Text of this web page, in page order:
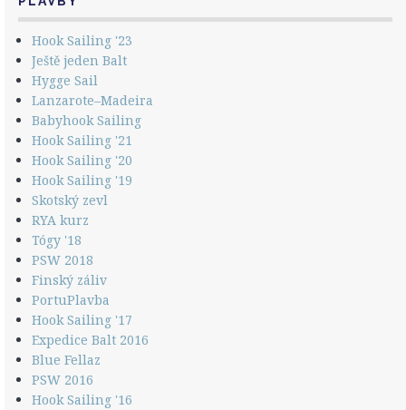
Hook Sailing '23
Ještě jeden Balt
Hygge Sail
Lanzarote–Madeira
Babyhook Sailing
Hook Sailing '21
Hook Sailing '20
Hook Sailing '19
Skotský zevl
RYA kurz
Tógy '18
PSW 2018
Finský záliv
PortuPlavba
Hook Sailing '17
Expedice Balt 2016
Blue Fellaz
PSW 2016
Hook Sailing '16